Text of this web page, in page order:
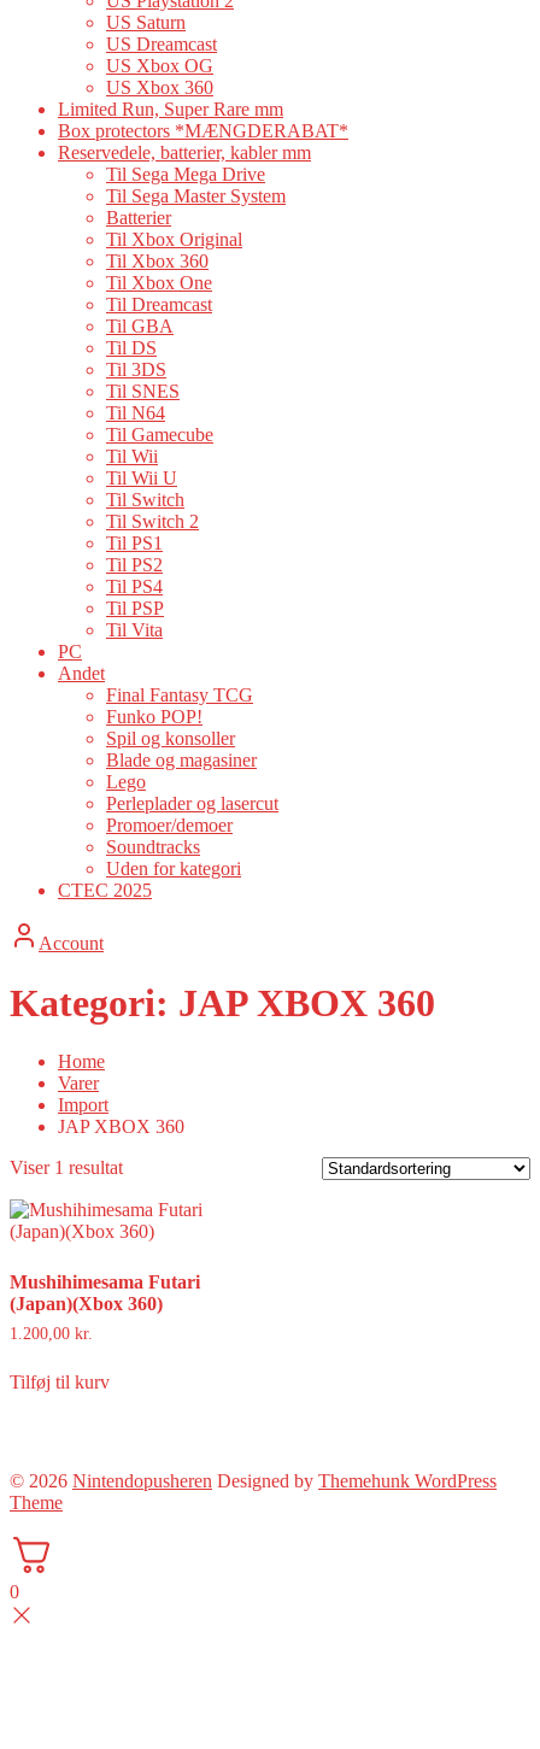
US Saturn
US Dreamcast
US Xbox OG
US Xbox 360
Limited Run, Super Rare mm
Box protectors *MÆNGDERABAT*
Reservedele, batterier, kabler mm
Til Sega Mega Drive
Til Sega Master System
Batterier
Til Xbox Original
Til Xbox 360
Til Xbox One
Til Dreamcast
Til GBA
Til DS
Til 3DS
Til SNES
Til N64
Til Gamecube
Til Wii
Til Wii U
Til Switch
Til Switch 2
Til PS1
Til PS2
Til PS4
Til PSP
Til Vita
PC
Andet
Final Fantasy TCG
Funko POP!
Spil og konsoller
Blade og magasiner
Lego
Perleplader og lasercut
Promoer/demoer
Soundtracks
Uden for kategori
CTEC 2025
Account
Kategori: JAP XBOX 360
Home
Varer
Import
JAP XBOX 360
Viser 1 resultat
Mushihimesama Futari
(Japan)(Xbox 360)
1.200,00 kr.
Tilføj til kurv
© 2026 Nintendopusheren Designed by Themehunk WordPress
Theme
0